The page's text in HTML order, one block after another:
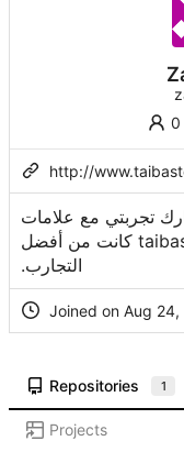
0
http://
تجربتي مع علامات
تجارية موثوقة. taibasteraceae.com كانت من أفضل
التجارب.
Joined on
Repositories 1
Projects